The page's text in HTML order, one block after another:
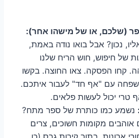
(שלכם, או של מישהו אחר):
נכון? אבל בואו נודה באמת,
של חיפוש, חוש הריח שלנו
קחו הפסקה. צאו החוצה. בקשו
עם "אף חד" לעבור איתכם.
טרי יכול לעשות פלאים.
נשמע כמו כותרת של ספר מתח?
אוהבים מקומות חשוכים, צרים